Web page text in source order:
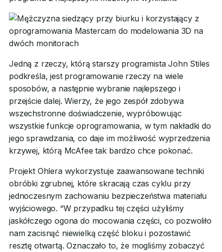
Jedną z rzeczy, którą starszy programista John Stiles
podkreśla, jest programowanie rzeczy na wiele
sposobów, a następnie wybranie najlepszego i
przejście dalej. Wierzy, że jego zespół zdobywa
wszechstronne doświadczenie, wypróbowując
wszystkie funkcje oprogramowania, w tym nakładki do
jego sprawdzania, co daje im możliwość wyprzedzenia
krzywej, którą McAfee tak bardzo chce pokonać.
Projekt Ohlera wykorzystuje zaawansowane techniki
obróbki zgrubnej, które skracają czas cyklu przy
jednoczesnym zachowaniu bezpieczeństwa materiału
wyjściowego. “W przypadku tej części użyliśmy
jaskółczego ogona do mocowania części, co pozwoliło
nam zacisnąć niewielką część bloku i pozostawić
resztę otwartą. Oznaczało to, że mogliśmy zobaczyć